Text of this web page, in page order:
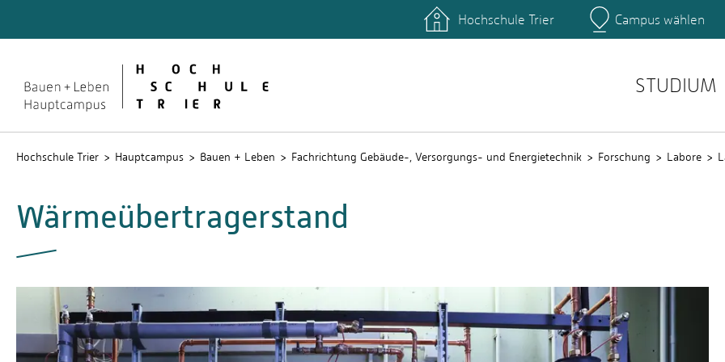
Studierende
Hochschule Trier Campus wählen
STUDIUM
Hochschule Trier Hauptcampus Bauen + Leben Fachrichtung Gebäude-, Versorgungs- und Energietechnik Forschung Labore
Wärmeübertragerstand